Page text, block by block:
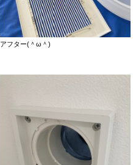
アフター(＾ω＾)